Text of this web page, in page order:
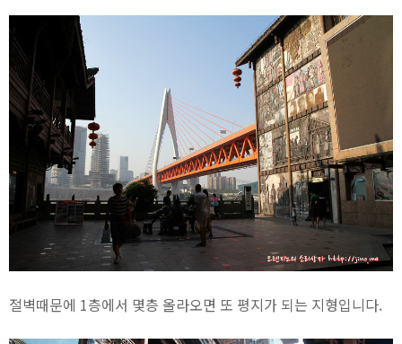
절벽때문에 1층에서 몇층 올라오면 또 평지가 되는 지형입니다.